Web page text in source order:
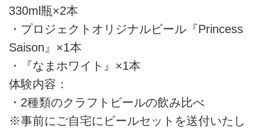
330ml瓶×2本
・プロジェクトオリジナルビール『Princess
Saison』×1本
・『なまホワイト』×1本
体験内容：
・2種類のクラフトビールの飲み比べ
※事前にご自宅にビールセットを送付いたし